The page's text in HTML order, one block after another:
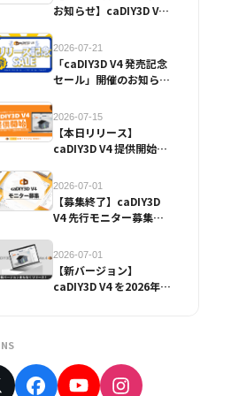
お知らせ】caDIY3D V4
2026-07-21
「caDIY3D V4 発売記念
セール」開催のお知らせ
ました】
2026-07-15
【本日リリース】
caDIY3D V4 提供開始の
2026-07-01
【募集終了】caDIY3D
V4 先行モニター募集の
2026-07-01
【新バージョン】
caDIY3D V4 を2026年7